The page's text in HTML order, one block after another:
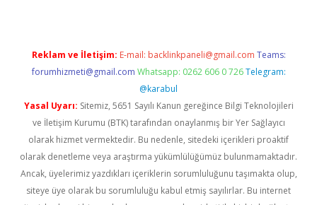
Reklam ve İletişim: E-mail: backlinkpaneli@gmail.com Teams:
forumhizmeti@gmail.com Whatsapp: 0262 606 0 726 Telegram:
@karabul
Yasal Uyarı: Sitemiz, 5651 Sayılı Kanun gereğince Bilgi Teknolojileri
ve İletişim Kurumu (BTK) tarafından onaylanmış bir Yer Sağlayıcı
olarak hizmet vermektedir. Bu nedenle, sitedeki içerikleri proaktif
olarak denetleme veya araştırma yükümlülüğümüz bulunmamaktadır.
Ancak, üyelerimiz yazdıkları içeriklerin sorumluluğunu taşımakta olup,
siteye üye olarak bu sorumluluğu kabul etmiş sayılırlar. Bu internet